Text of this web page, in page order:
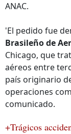
ANAC.
'El pedido fue
Brasileño de
Chicago, que
aéreos entre
país originario
operaciones
comunicado.
+Trágicos